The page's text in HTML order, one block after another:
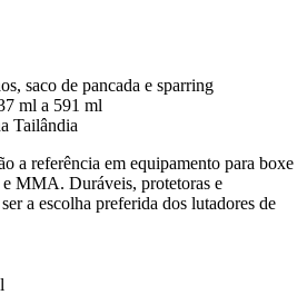
saco de pancada e sparring
ml a 591 ml
Tailândia
a referência em equipamento para boxe
MMA. Duráveis, protetoras e
a escolha preferida dos lutadores de